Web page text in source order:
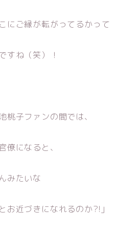
にご縁が転がってるかって
すね（笑）！
桃子ファンの間では、
僚になると、
みたいな
お近づきになれるのか?!」